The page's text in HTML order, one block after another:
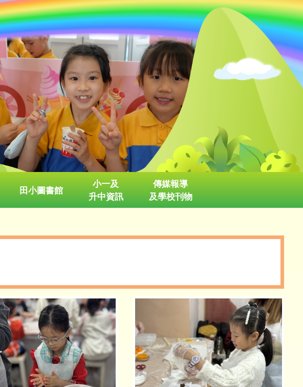
田小圖書館
小一及
升中資訊
傳媒報導
及學校刊物